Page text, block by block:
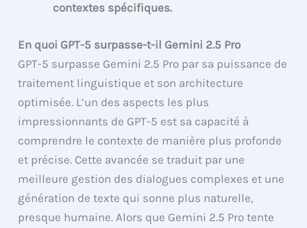
contextes spécifiques.
En quoi GPT-5 surpasse-t-il Gemini 2.5 Pro
GPT-5 surpasse Gemini 2.5 Pro par sa puissance de
traitement linguistique et son architecture
optimisée. L’un des aspects les plus
impressionnants de GPT-5 est sa capacité à
comprendre le contexte de manière plus profonde
et précise. Cette avancée se traduit par une
meilleure gestion des dialogues complexes et une
génération de texte qui sonne plus naturelle,
presque humaine. Alors que Gemini 2.5 Pro tente